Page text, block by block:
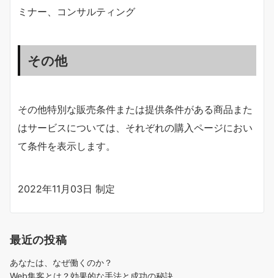
ミナー、コンサルティング
その他
その他特別な販売条件または提供条件がある商品また
はサービスについては、それぞれの購入ページにおい
て条件を表示します。
2022年11月03日 制定
最近の投稿
あなたは、なぜ働くのか？
Web集客とは？効果的な手法と成功の秘訣